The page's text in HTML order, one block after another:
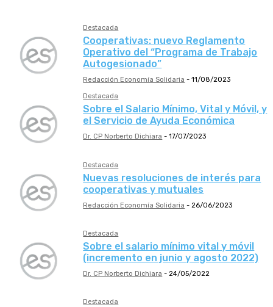
Destacada
Cooperativas: nuevo Reglamento
Operativo del “Programa de Trabajo
Autogesionado”
Redacción Economía Solidaria - 11/08/2023
Destacada
Sobre el Salario Mínimo, Vital y Móvil, y
el Servicio de Ayuda Económica
Dr. CP Norberto Dichiara - 17/07/2023
Destacada
Nuevas resoluciones de interés para
cooperativas y mutuales
Redacción Economía Solidaria - 26/06/2023
Destacada
Sobre el salario mínimo vital y móvil
(incremento en junio y agosto 2022)
Dr. CP Norberto Dichiara - 24/05/2022
Destacada